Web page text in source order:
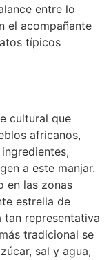
entre lo
el acompañante
típicos
cultural que
africanos,
a este manjar.
en las zonas
estrella de
tan representativa
tradicional se
sal y agua,